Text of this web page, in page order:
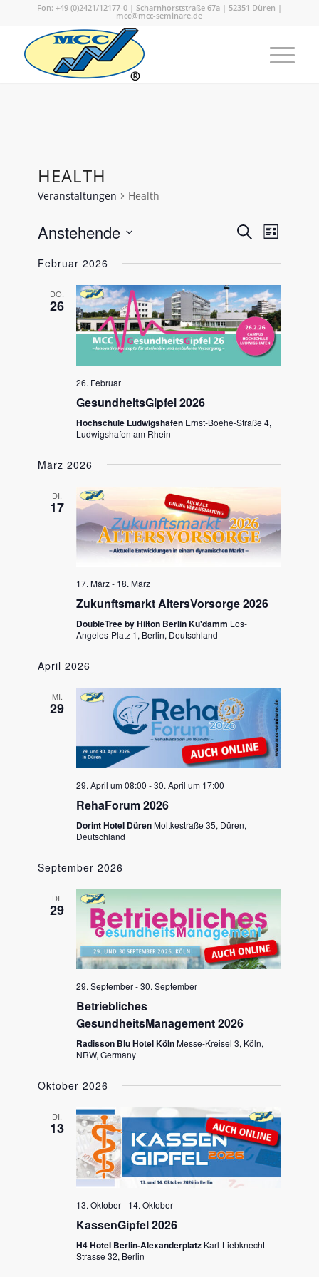
Fon: +49 (0)2421/12177-0 | Scharnhorststraße 67a | 52351 Düren |
mcc@mcc-seminare.de
HEALTH
Veranstaltungen Health
SucheListe
Anstehende
wählen.
Februar 2026
DO.
26
26. Februar
GesundheitsGipfel 2026
Hochschule Ludwigshafen Ernst-Boehe-Straße 4,
Ludwigshafen am Rhein
März 2026
DI.
17
17. März- 18. März
Zukunftsmarkt AltersVorsorge 2026
DoubleTree by Hilton Berlin Ku'damm Los-
Angeles-Platz 1, Berlin, Deutschland
April 2026
MI.
29
29. April um 08:00 -30. April um 17:00
RehaForum 2026
Dorint Hotel DürenMoltkestraße 35, Düren,
Deutschland
September 2026
DI.
29
29. September-30. September
Betriebliches
GesundheitsManagement 2026
Radisson Blu Hotel KölnMesse-Kreisel 3, Köln,
NRW, Germany
Oktober 2026
DI.
13
13. Oktober- 14. Oktober
KassenGipfel 2026
H4 Hotel Berlin-Alexanderplatz Karl-Liebknecht-
Strasse 32, Berlin